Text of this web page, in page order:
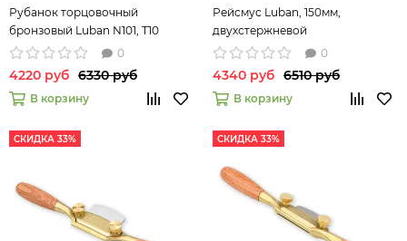
Рубанок торцовочный
бронзовый Luban N101, T10
0
4220 руб 6330 руб
В корзину
Рейсмус Luban, 150мм,
двухстержневой
0
4340 руб 6510 руб
В корзину
СКИДКА 33% СКИДКА 33%